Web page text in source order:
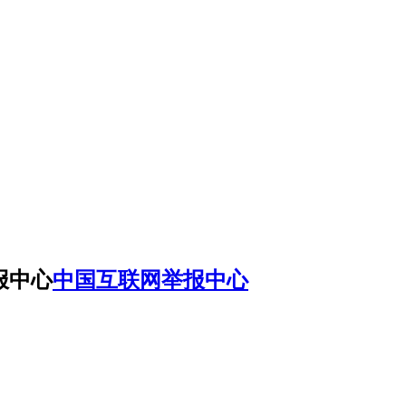
中国互联网举报中心